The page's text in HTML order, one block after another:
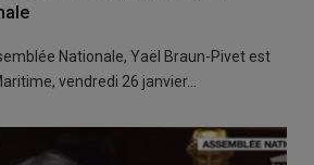
Nationale, Yaël Braun-Pivet est
vendredi 26 janvier…